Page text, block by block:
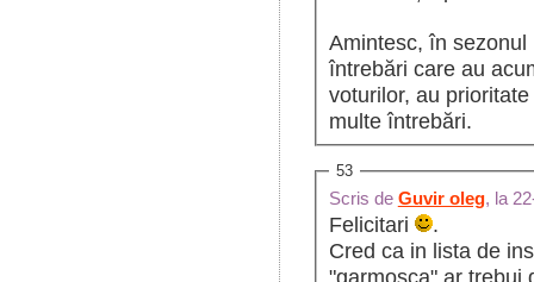
Amintesc, în
întrebări care au
voturilor, au
multe întrebări.
53
Scris de Guvir oleg, la
Felicitari
.
Cred ca in lista de
"garmosca" ar trebui